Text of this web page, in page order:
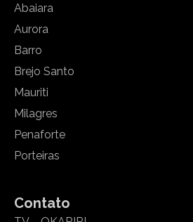
Abaiara
Aurora
Barro
Brejo Santo
Mauriti
Milagres
Penaforte
Porteiras
Contato